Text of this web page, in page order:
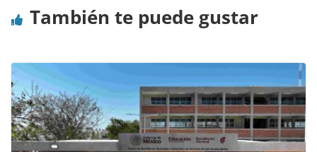
También te puede gustar